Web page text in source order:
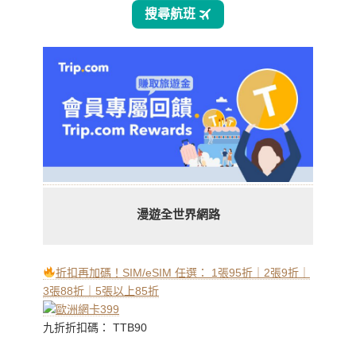
漫遊全世界網路
折扣再加碼！SIM/eSIM 任選： 1張95折｜2張9折｜
3張88折｜5張以上85折
九折折扣碼： TTB90